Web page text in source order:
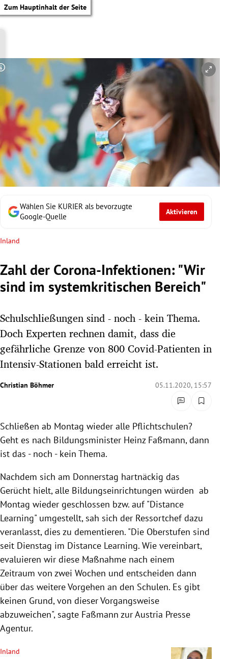
Zum Hauptinhalt der Seite
Untermenü
Untermenü
Untermenü
Untermenü
Untermenü
Untermenü
Untermenü
Untermenü
Untermenü
Wählen Sie KURIER als bevorzugte
Google-Quelle
Aktivieren
Inland
Zahl der Corona-Infektionen: "Wir
sind im systemkritischen Bereich"
Schulschließungen sind - noch - kein Thema.
Doch Experten rechnen damit, dass die
gefährliche Grenze von 800 Covid-Patienten in
Intensiv-Stationen bald erreicht ist.
Christian Böhmer 05.11.2020, 15:57
Copyright-Hinweis öffnen/schließen
Schließen ab Montag wieder alle Pflichtschulen?
Geht es nach Bildungsminister Heinz Faßmann, dann
ist das - noch - kein Thema.
Nachdem sich am Donnerstag hartnäckig das
Gerücht hielt, alle Bildungseinrichtungen würden ab
Montag wieder geschlossen bzw. auf "Distance
Learning" umgestellt, sah sich der Ressortchef dazu
veranlasst, dies zu dementieren. "Die Oberstufen sind
seit Dienstag im Distance Learning. Wie vereinbart,
evaluieren wir diese Maßnahme nach einem
Zeitraum von zwei Wochen und entscheiden dann
über das weitere Vorgehen an den Schulen. Es gibt
keinen Grund, von dieser Vorgangsweise
abzuweichen", sagte Faßmann zur Austria Presse
Agentur.
Inland